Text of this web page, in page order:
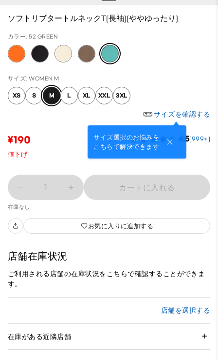
ソフトリブタートルネックT(長袖)(ややゆったり)
カラー: 52 GREEN
サイズ: WOMEN M
XS S M L XL XXL 3XL
サイズを確認する
サイズ選択のお悩みを
こちらで解決できます
¥190 4.5(999+)
値下げ
1 カートに入れる
在庫なし
お気に入りに追加する
店舗在庫状況
ご利用される店舗の在庫状況をこちらで確認することができま
す。
店舗を選択する
在庫がある近隣店舗